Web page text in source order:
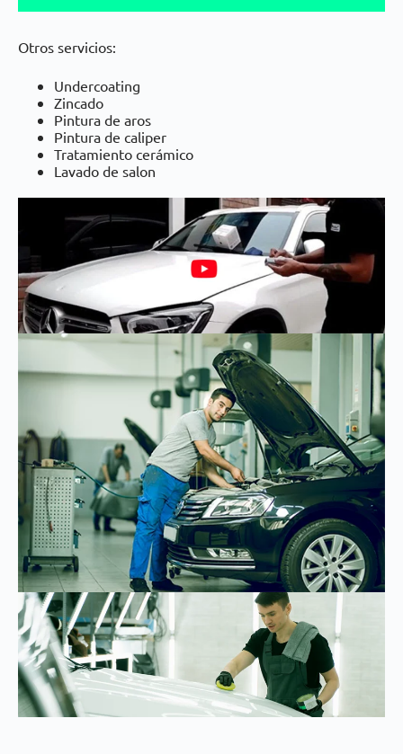
Otros servicios:
Undercoating
Zincado
Pintura de aros
Pintura de caliper
Tratamiento cerámico
Lavado de salon